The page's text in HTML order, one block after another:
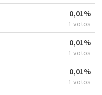
0,01%
1 votos
0,01%
1 votos
0,01%
1 votos